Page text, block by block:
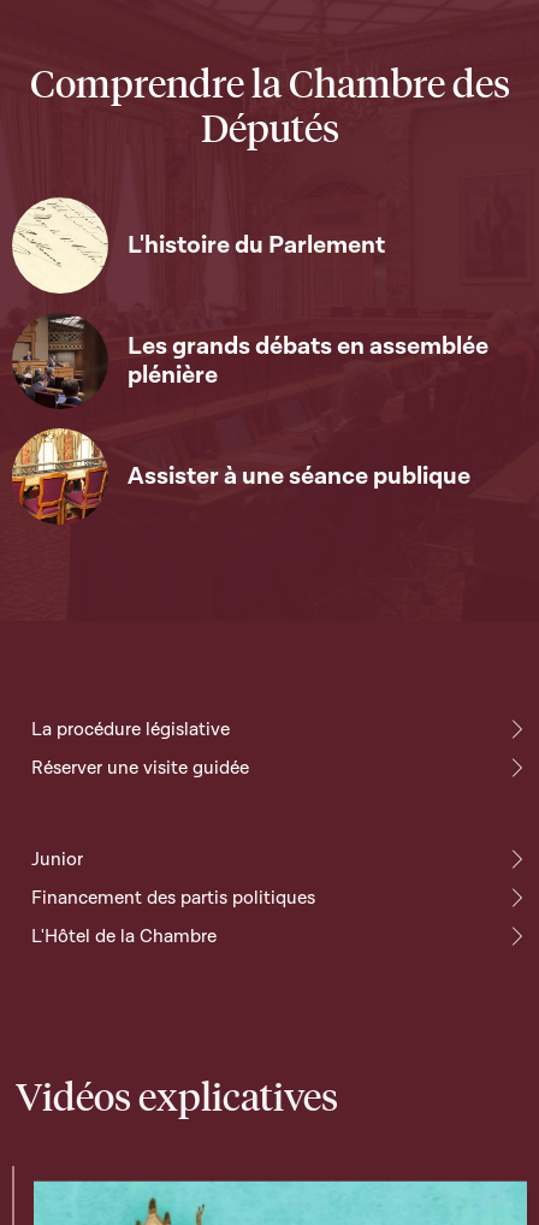
Comprendre la Chambre des
Députés
L'histoire du Parlement
Les grands débats en assemblée
plénière
Assister à une séance publique
La procédure législative
Réserver une visite guidée
Junior
Financement des partis politiques
L'Hôtel de la Chambre
Vidéos explicatives